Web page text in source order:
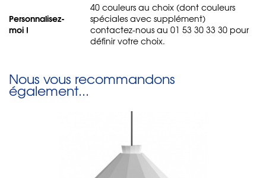
Personnalisez-
moi !
40 couleurs au choix (dont couleurs
spéciales avec supplément)
contactez-nous au 01 53 30 33 30 pour
définir votre choix.
Nous vous recommandons
également...